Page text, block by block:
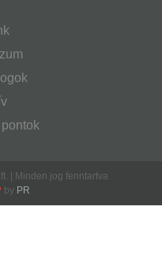
| Minden jog fenntartva
by PR